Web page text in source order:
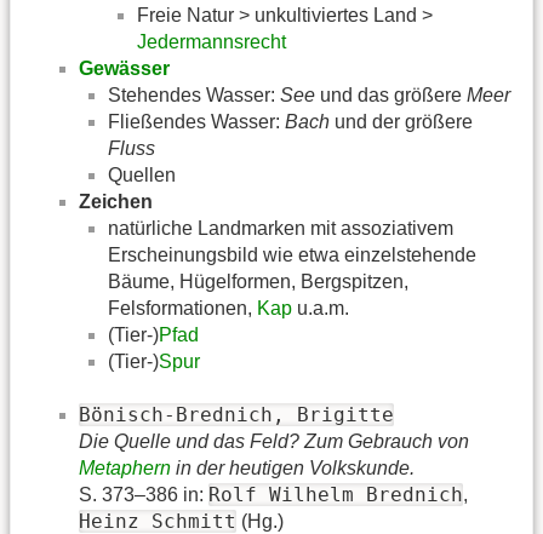
Freie Natur > unkultiviertes Land >
Jedermannsrecht
Gewässer
Stehendes Wasser: See und das größere Meer
Fließendes Wasser: Bach und der größere
Fluss
Quellen
Zeichen
natürliche Landmarken mit assoziativem
Erscheinungsbild wie etwa einzelstehende
Bäume, Hügelformen, Bergspitzen,
Felsformationen, Kap u.a.m.
(Tier-)Pfad
(Tier-)Spur
Bönisch-Brednich, Brigitte
Die Quelle und das Feld? Zum Gebrauch von
Metaphern in der heutigen Volkskunde.
S. 373–386 in: Rolf Wilhelm Brednich,
Heinz Schmitt (Hg.)